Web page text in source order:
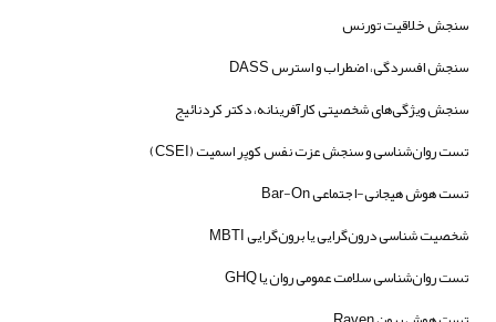
سنجش خلاقیت تورنس
سنجش افسردگی، اضطراب و استرس DASS
سنجش ویژگی‌های شخصیتی کارآفرینانه، دکتر کردنائیج
تست روان‌شناسی و سنجش عزت نفس کوپر اسمیت (CSEI)
تست هوش هیجانی-اجتماعی Bar-On
شخصیت شناسی درون‌گرایی یا برون‌گرایی MBTI
تست روان‌شناسی سلامت عمومی روان یا GHQ